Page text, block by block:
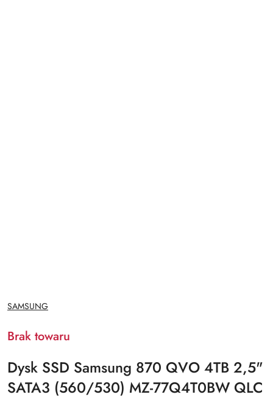
NAZWA
PRODUCENTA:
SAMSUNG
Brak towaru
Dysk SSD Samsung 870 QVO 4TB 2,5"
SATA3 (560/530) MZ-77Q4T0BW QLC